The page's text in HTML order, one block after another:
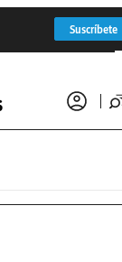
Suscríbete